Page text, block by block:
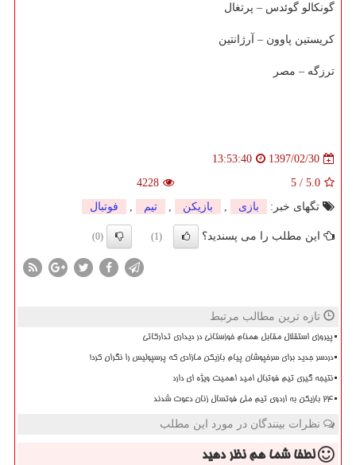
گونكالو گوئدس – پرتغال
كریستین پاوون – آرژانتین
ترزگه – مصر
1397/02/30
13:53:40
5.0
/
5
4228
تگهای خبر:
بازی , بازیكن , تیم , فوتبال
این مطلب را می پسندید؟ (1)
(0)
تازه ترین مطالب مرتبط
پیروزی استقلال مقابل همنام خوزستانی در دیداری تدارکاتی
دردسر جدید برای سرخپوشان پیام بازیکن مازادی که پرسپولیس را نگران کرد!
نتیجه گیری تیم فوتبال امید اهمیت ویژه ای دارد
۲۴ بازیکن به اردوی تیم ملی فوتسال زنان دعوت شدند
نظرات بینندگان در مورد این مطلب
لطفا شما همنظر دهید